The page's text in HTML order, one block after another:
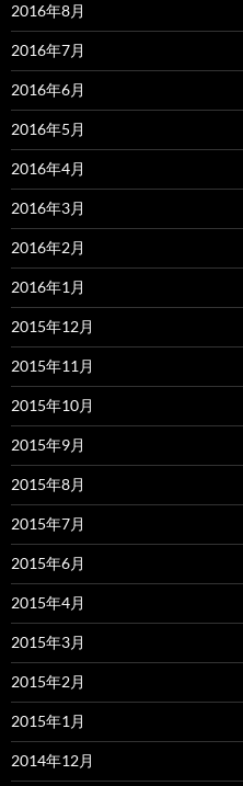
2016年8月
2016年7月
2016年6月
2016年5月
2016年4月
2016年3月
2016年2月
2016年1月
2015年12月
2015年11月
2015年10月
2015年9月
2015年8月
2015年7月
2015年6月
2015年4月
2015年3月
2015年2月
2015年1月
2014年12月